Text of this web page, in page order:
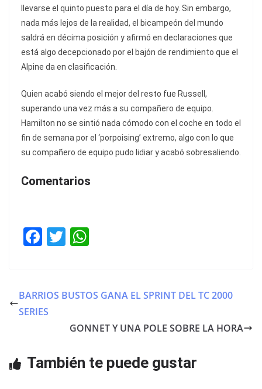
llevarse el quinto puesto para el día de hoy. Sin embargo,
nada más lejos de la realidad, el bicampeón del mundo
saldrá en décima posición y afirmó en declaraciones que
está algo decepcionado por el bajón de rendimiento que el
Alpine da en clasificación.
Quien acabó siendo el mejor del resto fue Russell,
superando una vez más a su compañero de equipo.
Hamilton no se sintió nada cómodo con el coche en todo el
fin de semana por el ‘porpoising’ extremo, algo con lo que
su compañero de equipo pudo lidiar y acabó sobresaliendo.
Comentarios
F
e
b
k
T
er s
p
BARRIOS BUSTOS GANA EL SPRINT DEL TC 2000
SERIES
GONNET Y UNA POLE SOBRE LA HORA
También te puede gustar